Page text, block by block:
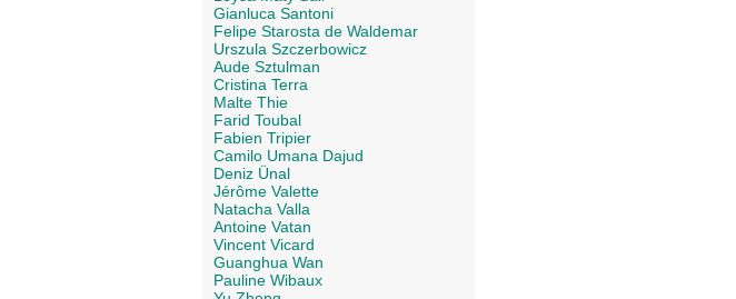
Gianluca Santoni
Felipe Starosta de Waldemar
Urszula Szczerbowicz
Aude Sztulman
Cristina Terra
Malte Thie
Farid Toubal
Fabien Tripier
Camilo Umana Dajud
Deniz Ünal
Jérôme Valette
Natacha Valla
Antoine Vatan
Vincent Vicard
Guanghua Wan
Pauline Wibaux